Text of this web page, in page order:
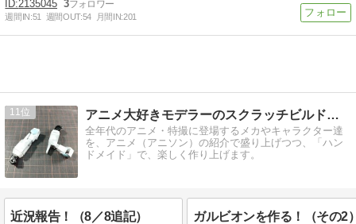
2135045 3
週間IN:51 週間OUT:54 月間IN:201
11 アニメ大好きモデラーのスクラッチビルド研究室
全年代のアニメ・特撮に登場するメカやキャラクター達
を、アニメ（アニソン）の紹介で盛り上げつつ、「ハン
ドメイド」で、楽しく作り上げます。
近況報告！（8／8追記） ガルビオンを作る！（その2